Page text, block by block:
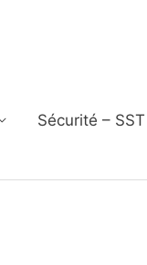
Sécurité – SST